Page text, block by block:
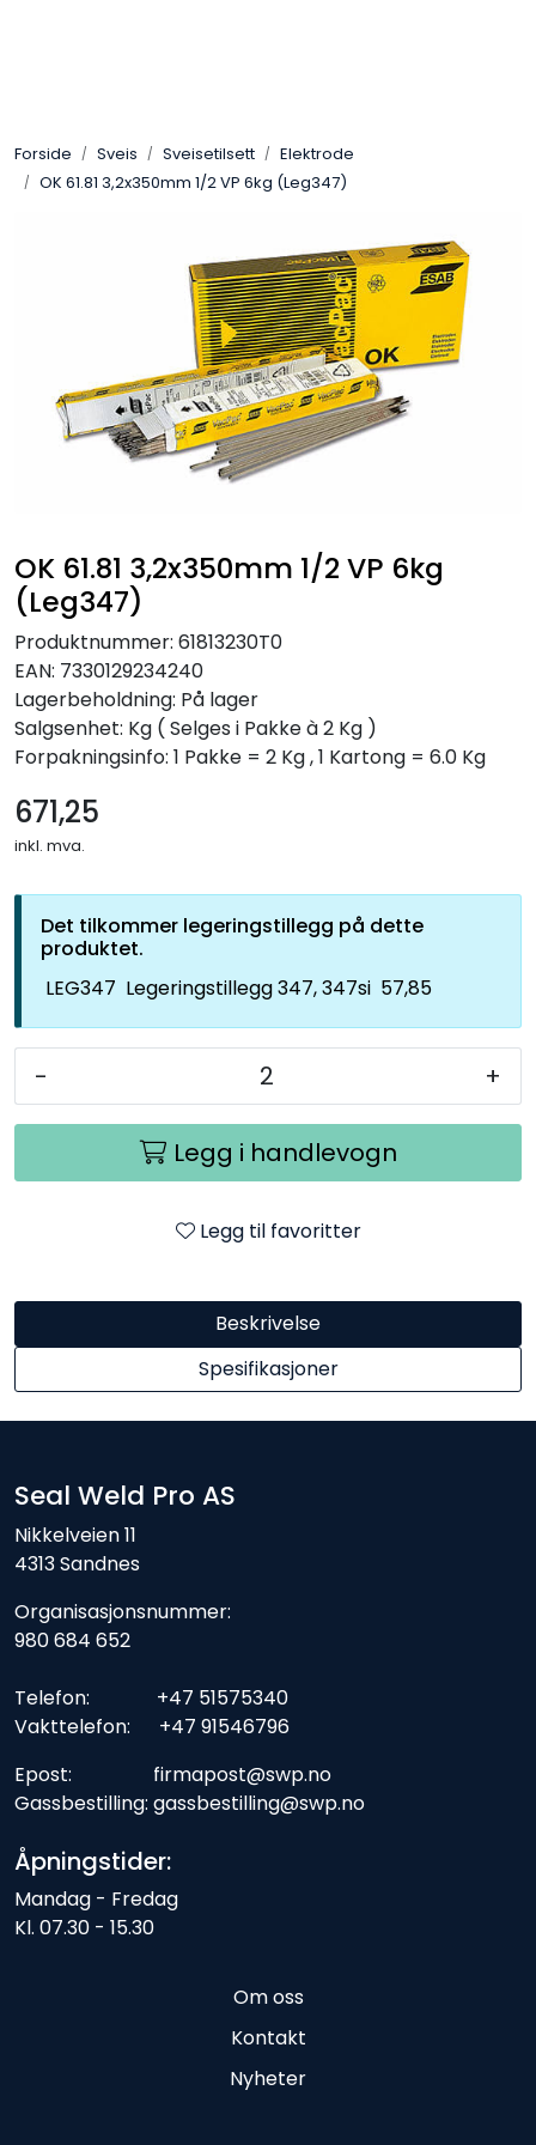
Forside Sveis Sveisetilsett
Elektrode
OK 61.81 3,2x350mm 1/2 VP 6kg (Leg347)
OK 61.81 3,2x350mm 1/2 VP 6kg
(Leg347)
Produktnummer: 61813230T0
EAN: 7330129234240
Lagerbeholdning: På lager
Salgsenhet: Kg ( Selges i Pakke à 2 Kg )
Forpakningsinfo: 1 Pakke = 2 Kg , 1 Kartong = 6.0 Kg
671,25
inkl. mva.
Det tilkommer legeringstillegg på dette
produktet.
LEG347 Legeringstillegg 347, 347si 57,85
- +
Legg i handlevogn
Legg til favoritter
Beskrivelse
Spesifikasjoner
Seal Weld Pro AS
Nikkelveien 11
4313 Sandnes
Organisasjonsnummer:
980 684 652
Telefon: +47 51575340
Vakttelefon: +47 91546796
Epost: firmapost@swp.no
Gassbestilling: gassbestilling@swp.no
Åpningstider:
Mandag - Fredag
Kl. 07.30 - 15.30
Om oss
Kontakt
Nyheter
Pakning
Verneutstyr